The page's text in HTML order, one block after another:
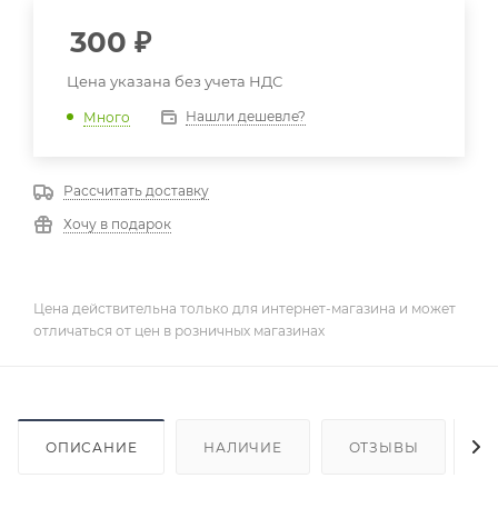
300 ₽
Цена указана без учета НДС
Много Нашли дешевле?
Рассчитать доставку
Хочу в подарок
Цена действительна только для интернет-магазина и может
отличаться от цен в розничных магазинах
ОПИСАНИЕ НАЛИЧИЕ ОТЗЫВЫ